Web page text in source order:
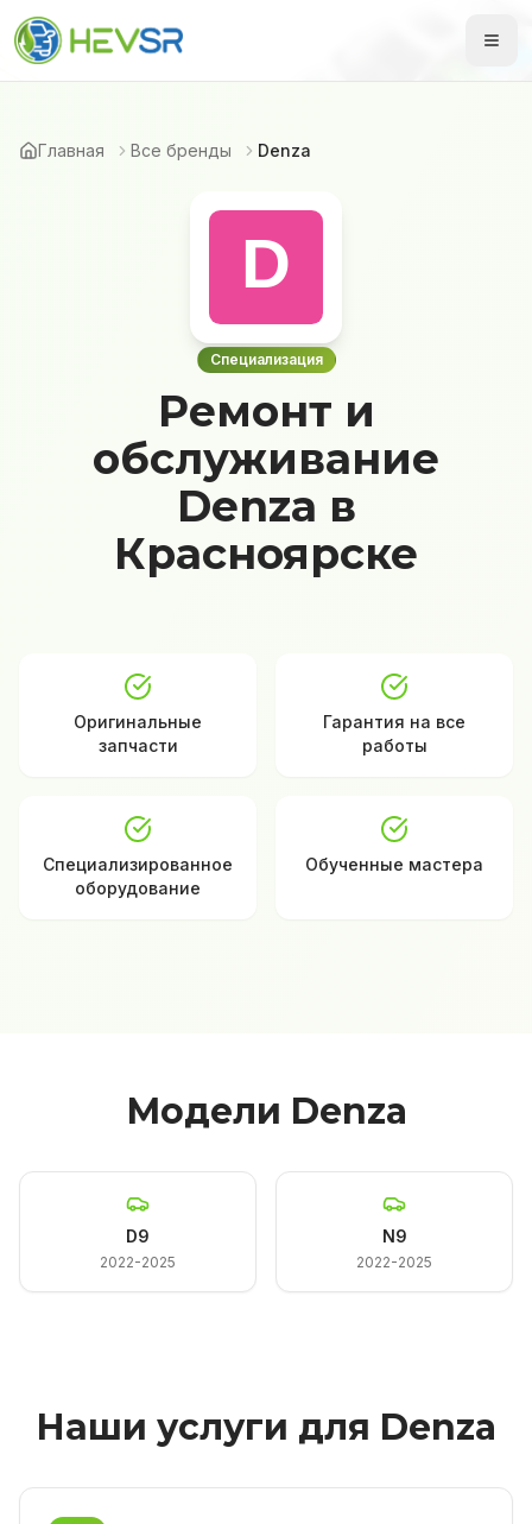
Главная Все бренды Denza
Специализация
Ремонт и
обслуживание
Denza в
Красноярске
Оригинальные
запчасти
Гарантия на все
работы
Специализированное
оборудование
Обученные мастера
Модели Denza
D9
2022-2025
N9
2022-2025
Наши услуги для Denza